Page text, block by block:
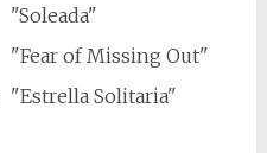
"Soleada"
"Fear of Missing Out"
"Estrella Solitaria"